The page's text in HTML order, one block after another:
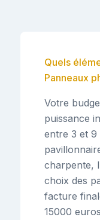
Quels
Panneaux
Votre
puissance
entre 3 et 9
charpente,
choix des
facture
15000